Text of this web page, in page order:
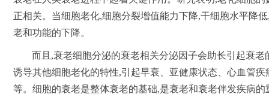
正相关。当细胞老化,细胞分裂增值能力下降,干细胞水平降
老和功能的下降。
而且,衰老细胞分泌的衰老相关分泌因子会助长引起衰老
诱导其他细胞老化的特性,引起早衰、亚健康状态、心血管
等。细胞的衰老是整体衰老的基础,是衰老和衰老伴发疾病的